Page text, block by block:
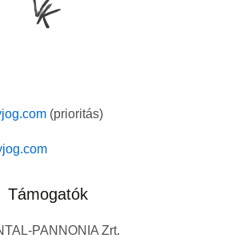
(prioritás)
Támogatók
PANNONIA Zrt.